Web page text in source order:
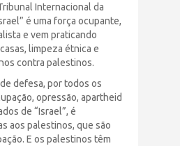
Internacional da
é uma força ocupante,
e vem praticando
limpeza étnica e
contra palestinos.
defesa, por todos os
opressão, apartheid
de “Israel”, é
aos palestinos, que são
E os palestinos têm